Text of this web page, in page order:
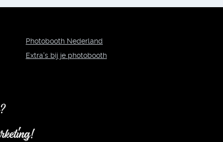
Photobooth Nederland
Extra's bij je photobooth